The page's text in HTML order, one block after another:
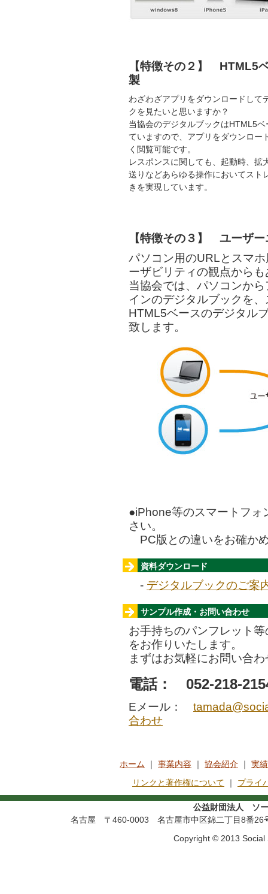
【特徴その２】 HTML5
製
わざわざアプリをダウンロードして
クを見たいと思いますか？
当協会のデジタルブックはHTML5
ていますので、アプリをダウンロー
く閲覧可能です。
レスポンスに関しても、起動時、拡
送りなどあらゆる操作においてスト
きを実現しています。
【特徴その３】 ユーザ
パソコン用のURLとスマ
ーザビリティの観点から
当協会では、パソコンか
インのデジタルブックを
HTML5ベースのデジタル
致します。
●iPhone等のスマートフォ
さい。
PC版との違いをお確か
資料ダウンロード
- デジタルブックのご
サンプル作成・お問い合わせ
お手持ちのパンフレット
をお作りいたします。
まずはお気軽にお問い合
電話： 052-218-
Eメール：
合わせ
ホーム ｜ 事業内容 ｜ 協会紹介 ｜ 実
リンクと著作権について ｜ プライ
公益財団法人 ソ
名古屋 〒460-0003 名古屋市中区錦二丁目8番
Copyright © 2013 Social